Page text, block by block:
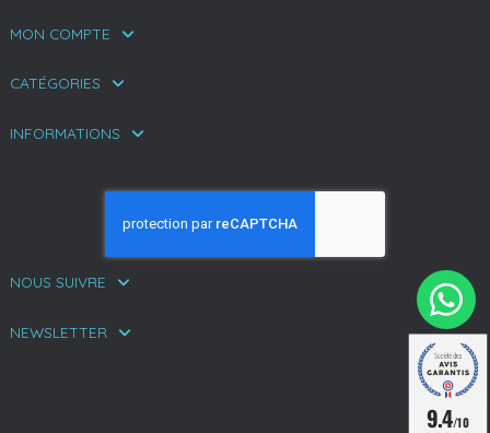
MON COMPTE
CATÉGORIES
INFORMATIONS
NOUS SUIVRE
NEWSLETTER
9.4/10